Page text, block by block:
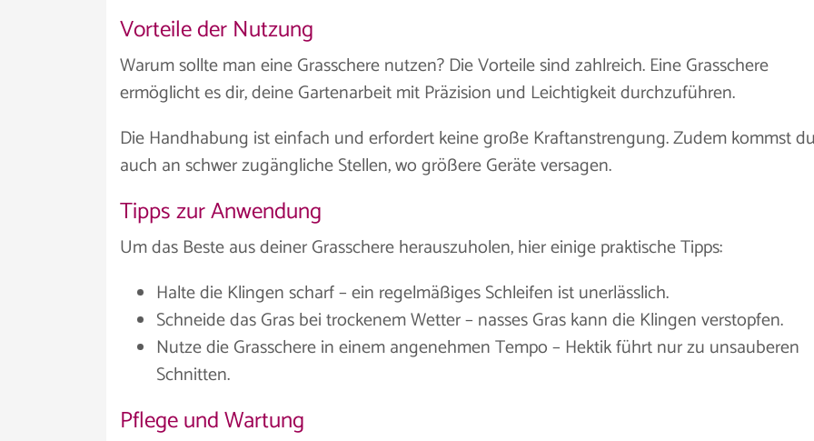
Vorteile der Nutzung
Warum sollte man eine Grasschere nutzen? Die Vorteile sind zahlreich. Eine Grasschere
ermöglicht es dir, deine Gartenarbeit mit Präzision und Leichtigkeit durchzuführen.
Die Handhabung ist einfach und erfordert keine große Kraftanstrengung. Zudem kommst
auch an schwer zugängliche Stellen, wo größere Geräte versagen.
Tipps zur Anwendung
Um das Beste aus deiner Grasschere herauszuholen, hier einige praktische Tipps:
Halte die Klingen scharf – ein regelmäßiges Schleifen ist unerlässlich.
Schneide das Gras bei trockenem Wetter – nasses Gras kann die Klingen verstopfen.
Nutze die Grasschere in einem angenehmen Tempo – Hektik führt nur zu unsauberen
Schnitten.
Pflege und Wartung